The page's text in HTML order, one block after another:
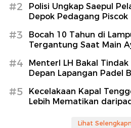
#2
Polisi Ungkap Saepul
Depok Pedagang Piscok
#3
Bocah 10 Tahun di
Tergantung Saat Main
#4
MenterI LH Bakal
Depan Lapangan Padel
#5
Kecelakaan Kapal
Lebih Mematikan
Lihat